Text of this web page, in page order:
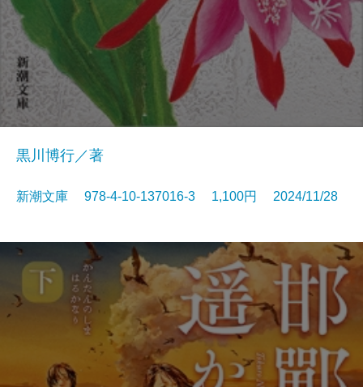
黒川博行／著
新潮文庫 978-4-10-137016-3 1,100円 2024/11/28